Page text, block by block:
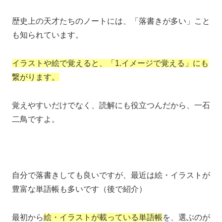
歴史上の天才たちのノートには、「落書きが多い」こと
も知られています。
イラストや絵で覚えると、「1.イメージで覚える」にも
繋がります。
覚えやすいだけでなく、読解にも役立つんだから、一石
二鳥ですよ。
自分で落書きしても良いですが、最近は絵・イラストが
豊富な単語帳も多いです（後で紹介）
最初から絵・イラストが載っている単語帳を、選ぶのが